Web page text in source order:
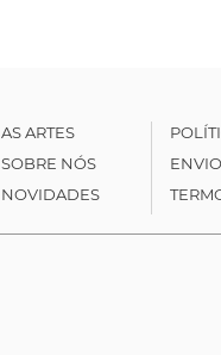
AS ARTES
SOBRE NÓS
NOVIDADES